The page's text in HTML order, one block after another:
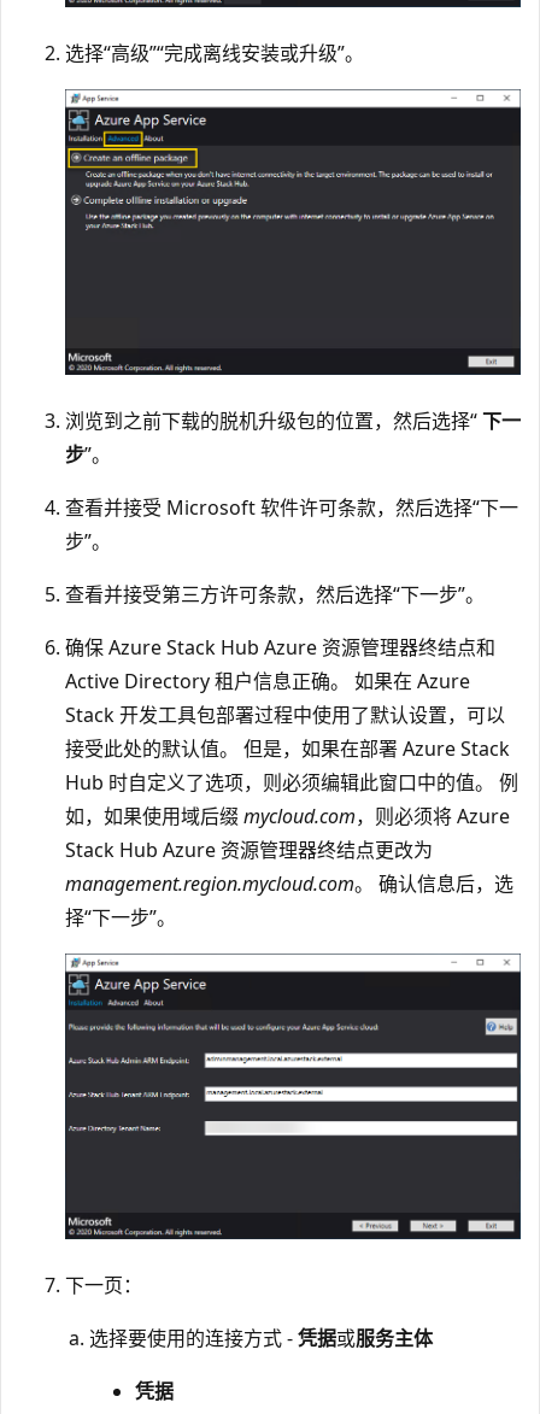
选择“高级”“完成离线安装或升级”。
浏览到之前下载的脱机升级包的位置，然后选择“下一
步”。
查看并接受 Microsoft 软件许可条款，然后选择“下一
步”。
查看并接受第三方许可条款，然后选择“下一步”。
确保 Azure Stack Hub Azure 资源管理器终结点和
Active Directory 租户信息正确。 如果在 Azure
Stack 开发工具包部署过程中使用了默认设置，可以
接受此处的默认值。 但是，如果在部署 Azure Stack
Hub 时自定义了选项，则必须编辑此窗口中的值。 例
如，如果使用域后缀 mycloud.com，则必须将 Azure
Stack Hub Azure 资源管理器终结点更改为
management.region.mycloud.com。 确认信息后，选
择“下一步”。
下一页：
选择要使用的连接方式 -凭据或服务主体
凭据